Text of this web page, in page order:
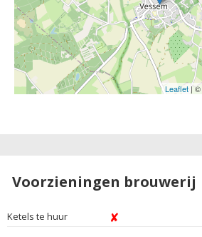
Leaflet| ©
Voorzieningen brouwerij
Ketels te huur